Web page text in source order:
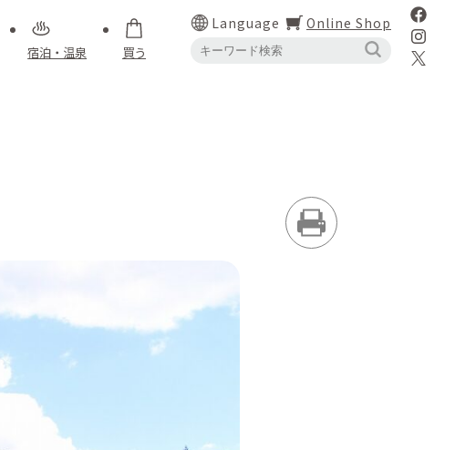
宿泊・温泉 買う
Language Online Shop